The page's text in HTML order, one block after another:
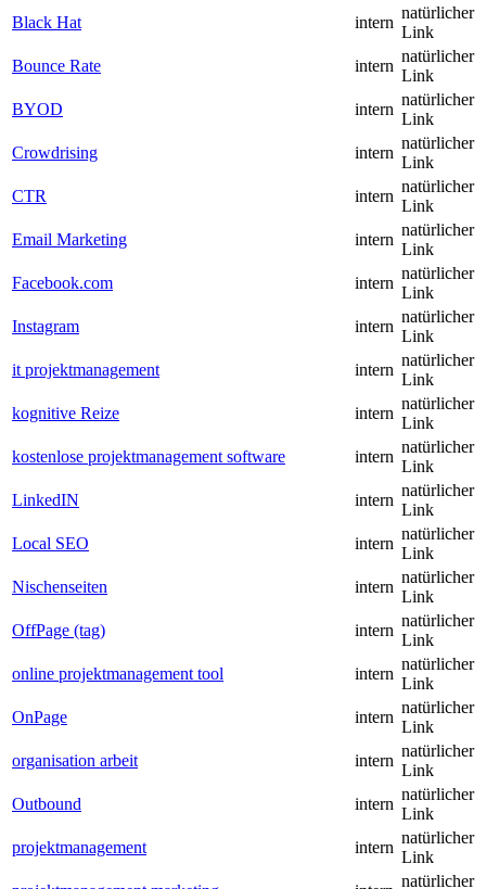
Black Hat
intern
natürlicher
Link
Bounce Rate
intern
natürlicher
Link
BYOD
intern
natürlicher
Link
Crowdrising
intern
natürlicher
Link
CTR
intern
natürlicher
Link
Email Marketing
intern
natürlicher
Link
Facebook.com
intern
natürlicher
Link
Instagram
intern
natürlicher
Link
it projektmanagement
intern
natürlicher
Link
kognitive Reize
intern
natürlicher
Link
kostenlose projektmanagement software
intern
natürlicher
Link
LinkedIN
intern
natürlicher
Link
Local SEO
intern
natürlicher
Link
Nischenseiten
intern
natürlicher
Link
OffPage (tag)
intern
natürlicher
Link
online projektmanagement tool
intern
natürlicher
Link
OnPage
intern
natürlicher
Link
organisation arbeit
intern
natürlicher
Link
Outbound
intern
natürlicher
Link
projektmanagement
intern
natürlicher
Link
natürlicher